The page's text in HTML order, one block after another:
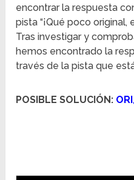
encontrar la respuesta
pista “¡Qué poco
Tras investigar y
hemos encontrado la
través de la pista que
POSIBLE SOLUCIÓN: ORI,